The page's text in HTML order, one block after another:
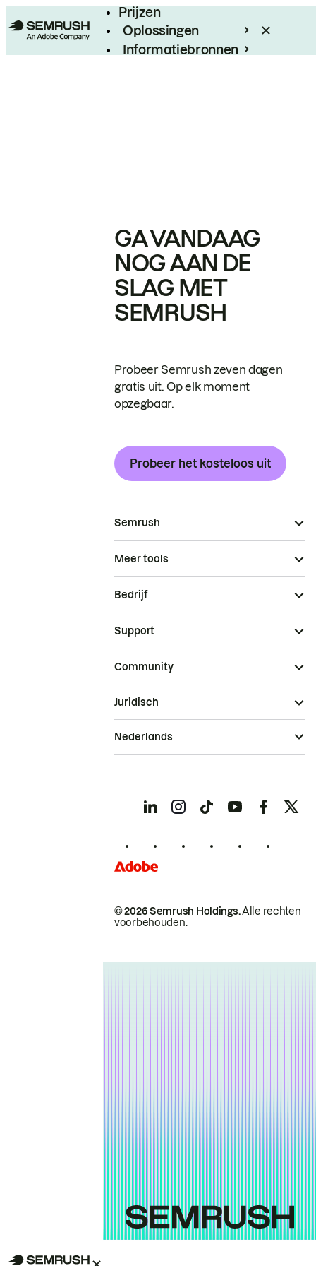
Prijzen
Oplossingen
Informatiebronnen
GA VANDAAG
NOG AAN DE
SLAG MET
SEMRUSH
Probeer Semrush zeven dagen
gratis uit. Op elk moment
opzegbaar.
Probeer het kosteloos uit
Semrush
Meer tools
Bedrijf
Support
Community
© 2026 Semrush Holdings.Alle rechten
voorbehouden.
Juridisch
Nederlands